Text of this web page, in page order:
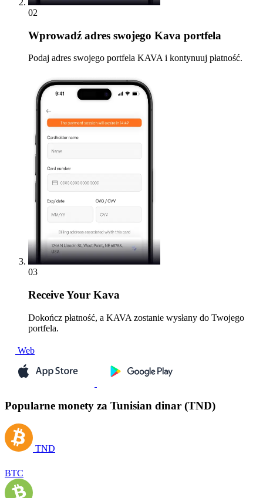
02
Wprowadź adres swojego Kava portfela
Podaj adres swojego portfela KAVA i kontynuuj płatność.
03
ReceiveYour Kava
Dokończ płatność, a KAVA zostanie wysłany do Twojego
portfela.
Web
Popularne monety za Tunisian dinar (TND)
TND
BTC